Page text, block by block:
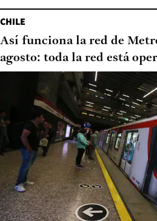
CHILE
Así funciona la red de
agosto: toda la red está